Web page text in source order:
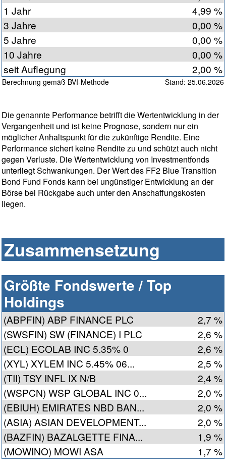
1 Jahr
4,99 %
3 Jahre
0,00 %
5 Jahre
0,00 %
10 Jahre
0,00 %
seit Auflegung
2,00 %
Berechnung gemäß BVI-Methode Stand: 25.06.2026
Die genannte Performance betrifft die Wertentwicklung in der
Vergangenheit und ist keine Prognose, sondern nur ein
möglicher Anhaltspunkt für die zukünftige Rendite. Eine
Performance sichert keine Rendite zu und schützt auch nicht
gegen Verluste. Die Wertentwicklung von Investmentfonds
unterliegt Schwankungen. Der Wert des FF2 Blue Transition
Bond Fund Fonds kann bei ungünstiger Entwicklung an der
Börse bei Rückgabe auch unter den Anschaffungskosten
liegen.
Zusammensetzung
Größte Fondswerte / Top
Holdings
(ABPFIN) ABP FINANCE PLC
2,7 %
(SWSFIN) SW (FINANCE) I PLC
2,6 %
(ECL) ECOLAB INC 5.35% 0
2,6 %
(XYL) XYLEM INC 5.45% 06...
2,5 %
(TII) TSY INFL IX N/B
2,4 %
(WSPCN) WSP GLOBAL INC 0...
2,0 %
(EBIUH) EMIRATES NBD BAN...
2,0 %
(ASIA) ASIAN DEVELOPMENT...
2,0 %
(BAZFIN) BAZALGETTE FINA...
1,9 %
(MOWINO) MOWI ASA
1,7 %